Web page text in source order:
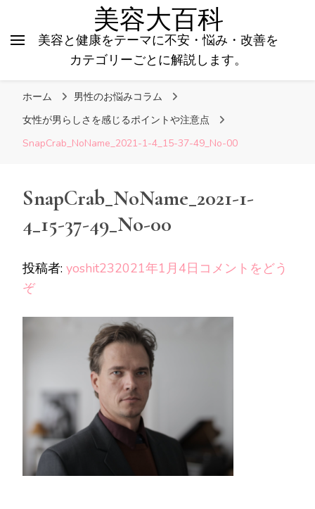
美容大百科
美容と健康をテーマに不安・悩み・改善を
カテゴリーごとに解説します。
ホーム
男性のお悩みコラム
女性が男らしさを感じるポイントや注意点
SnapCrab_NoName_2021-1-4_15-37-49_No-00
SnapCrab_NoName_2021-1-
4_15-37-49_No-00
投稿者: yoshit232021年1月4日 コメントをどう
ぞ(SnapCrab_NoName_2021-
00)